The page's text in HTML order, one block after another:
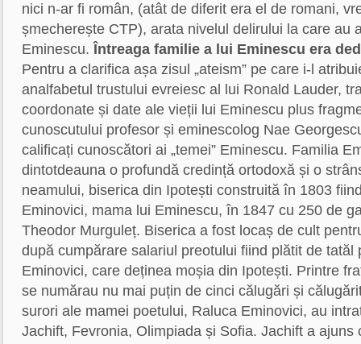
nici n-ar fi român, (atât de diferit era el de romani,
șmecherește CTP), arata nivelul delirului la care au
Eminescu. Întreaga familie a lui Eminescu era
Pentru a clarifica așa zisul „ateism” pe care i-l
analfabetul trustului evreiesc al lui Ronald Lauder,
coordonate și date ale vieții lui Eminescu plus
cunoscutului profesor și eminescolog Nae
calificați cunoscători ai „temei” Eminescu. Familia
dintotdeauna o profundă credință ortodoxă și o
neamului, biserica din Ipotești construită în 1803
Eminovici, mama lui Eminescu, în 1847 cu 250 de
Theodor Murguleț. Biserica a fost locaș de cult
după cumpărare salariul preotului fiind plătit de tatăl
Eminovici, care deținea moșia din Ipotești. Printre
se numărau nu mai puțin de cinci călugări și
surori ale mamei poetului, Raluca Eminovici, au
Jachift, Fevronia, Olimpiada și Sofia. Jachift a ajuns